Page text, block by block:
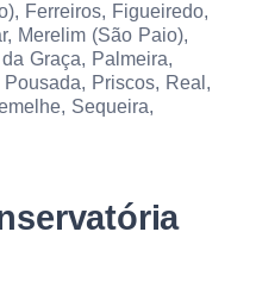
Ferreiros, Figueiredo,
Merelim (São Paio),
Graça, Palmeira,
Priscos, Real,
Sequeira,